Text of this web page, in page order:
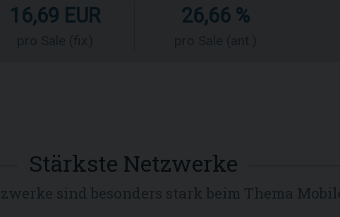
16,69 EUR 26,66 %
Stärkste Netzwerke